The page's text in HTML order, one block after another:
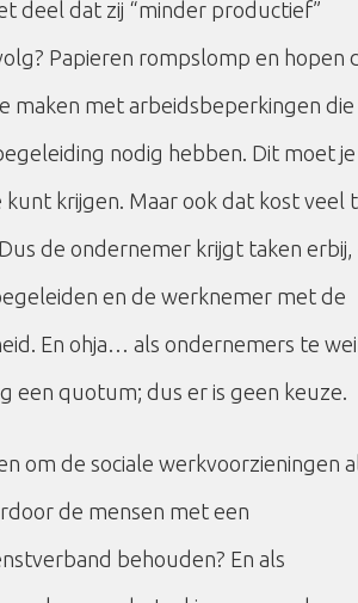
deel dat zij “minder productief”
Papieren rompslomp en hopen
maken met arbeidsbeperkingen die
nodig hebben. Dit moet je
krijgen. Maar ook dat kost veel
de ondernemer krijgt taken erbij,
en de werknemer met de
En ohja… als ondernemers te
een quotum; dus er is geen keuze.
om de sociale werkvoorzieningen
de mensen met een
behouden? En als